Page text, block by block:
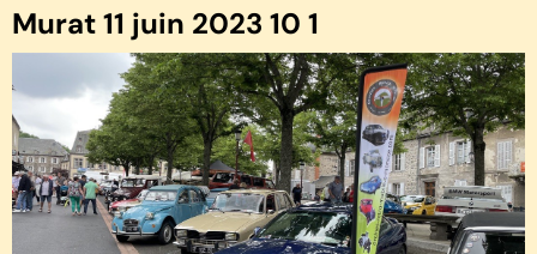
Murat 11 juin 2023 10 1